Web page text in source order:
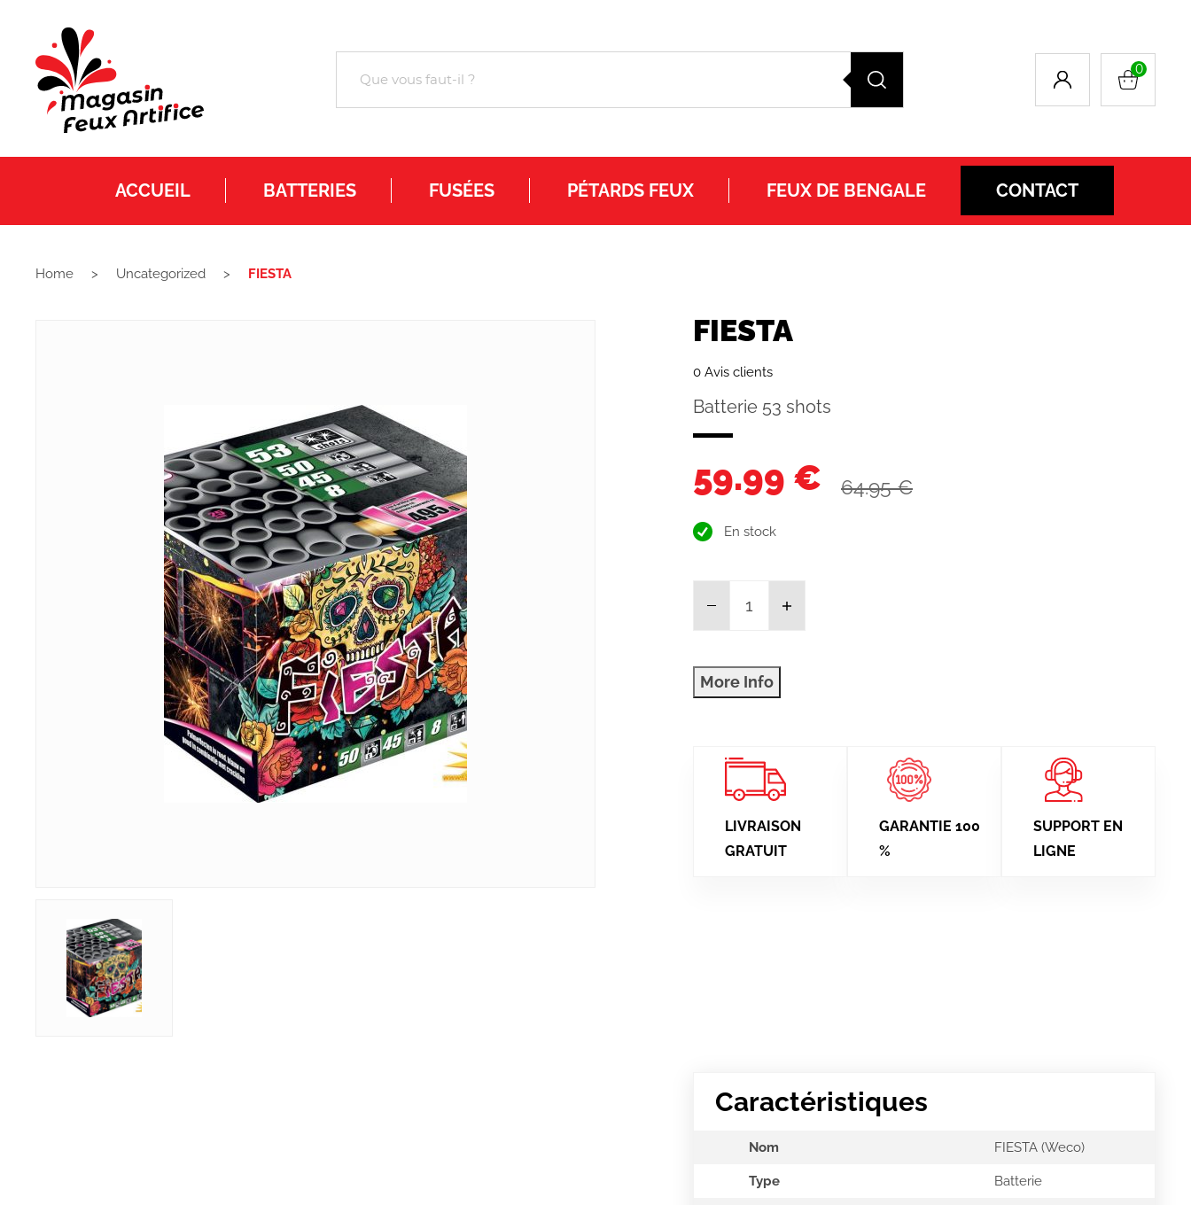
0
ACCUEIL BATTERIES FUSÉES PÉTARDS FEUX FEUX DE BENGALE CONTACT
Home Uncategorized FIESTA
FIESTA
0 Avis clients
Batterie 53 shots
59.99 € 64.95 €
En stock
LIVRAISON
GRATUIT
GARANTIE 100
%
SUPPORT EN
LIGNE
Caractéristiques
Nom FIESTA (Weco)
Type Batterie